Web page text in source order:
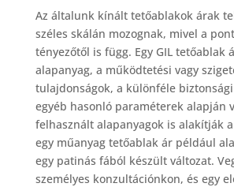
Az általunk kínált tetőablakok árak
széles skálán mozognak, mivel a
tényezőtől is függ. Egy GIL tetőablak
alapanyag, a működtetési vagy
tulajdonságok, a különféle
egyéb hasonló paraméterek alapján
felhasznált alapanyagok is alakítják a
egy műanyag tetőablak ár például
egy patinás fából készült változat.
személyes konzultációnkon, és egy